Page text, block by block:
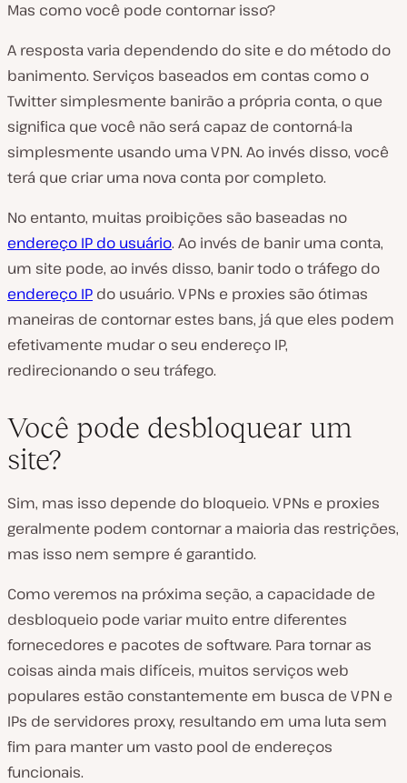
Mas como você pode contornar isso?
A resposta varia dependendo do site e do método do
banimento. Serviços baseados em contas como o
Twitter simplesmente banirão a própria conta, o que
significa que você não será capaz de contorná-la
simplesmente usando uma VPN. Ao invés disso, você
terá que criar uma nova conta por completo.
No entanto, muitas proibições são baseadas no
endereço IP do usuário. Ao invés de banir uma conta,
um site pode, ao invés disso, banir todo o tráfego do
endereço IP do usuário. VPNs e proxies são ótimas
maneiras de contornar estes bans, já que eles podem
efetivamente mudar o seu endereço IP,
redirecionando o seu tráfego.
Você pode desbloquear um
site?
Sim, mas isso depende do bloqueio. VPNs e proxies
geralmente podem contornar a maioria das restrições,
mas isso nem sempre é garantido.
Como veremos na próxima seção, a capacidade de
desbloqueio pode variar muito entre diferentes
fornecedores e pacotes de software. Para tornar as
coisas ainda mais difíceis, muitos serviços web
populares estão constantemente em busca de VPN e
IPs de servidores proxy, resultando em uma luta sem
fim para manter um vasto pool de endereços
funcionais.